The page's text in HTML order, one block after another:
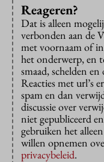
Reageren?
Dat is alleen
verbonden aan de
met voornaam of
het onderwerp, en
smaad, schelden
Reacties met url’s
spam en dan
discussie over
niet gepubliceerd
gebruiken het
willen opnemen
privacybeleid.